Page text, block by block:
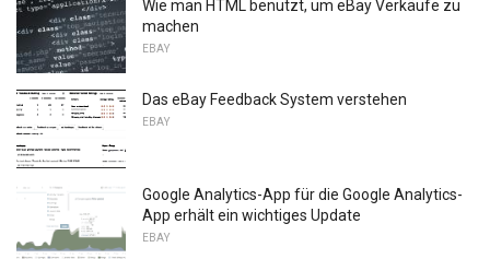
Wie man HTML benutzt, um eBay Verkäufe zu
machen
EBAY
Das eBay Feedback System verstehen
EBAY
Google Analytics-App für die Google Analytics-
App erhält ein wichtiges Update
EBAY